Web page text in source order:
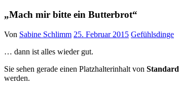
„Mach mir bitte ein Butterbrot“
Von Sabine Schlimm 25. Februar 2015 Gefühlsdinge
… dann ist alles wieder gut.
Sie sehen gerade einen Platzhalterinhalt von Standard
werden.